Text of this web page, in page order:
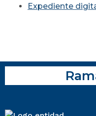
Expediente